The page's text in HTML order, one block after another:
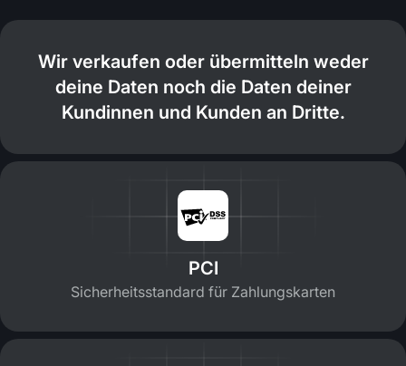
Wir verkaufen oder übermitteln weder
deine Daten noch die Daten deiner
Kundinnen und Kunden an Dritte.
PCI
Sicherheitsstandard für Zahlungskarten